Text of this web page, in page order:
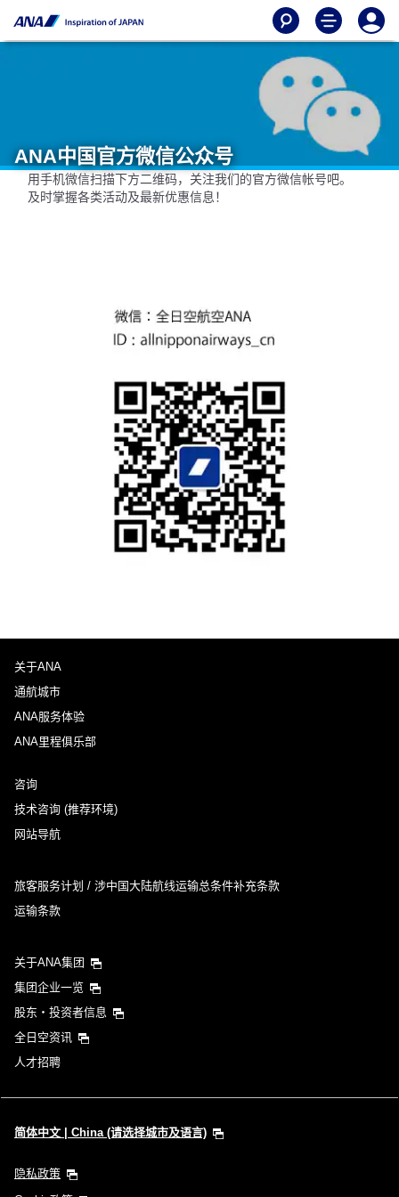
ANA中国官方微信公众号
用手机微信扫描下方二维码，关注我们的官方微信帐号吧。
及时掌握各类活动及最新优惠信息！
关于ANA
通航城市
ANA服务体验
ANA里程俱乐部
咨询
技术咨询 (推荐环境)
网站导航
旅客服务计划 / 涉中国大陆航线运输总条件补充条款
运输条款
关于ANA集团
集团企业一览
股东・投资者信息
全日空资讯
人才招聘
简体中文 | China (请选择城市及语言)
隐私政策